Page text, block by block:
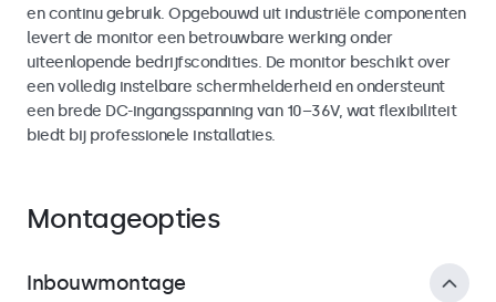
en continu gebruik. Opgebouwd uit industriële componenten
levert de monitor een betrouwbare werking onder
uiteenlopende bedrijfscondities. De monitor beschikt over
een volledig instelbare schermhelderheid en ondersteunt
een brede DC-ingangsspanning van 10–36V, wat flexibiliteit
biedt bij professionele installaties.
Montageopties
Inbouwmontage